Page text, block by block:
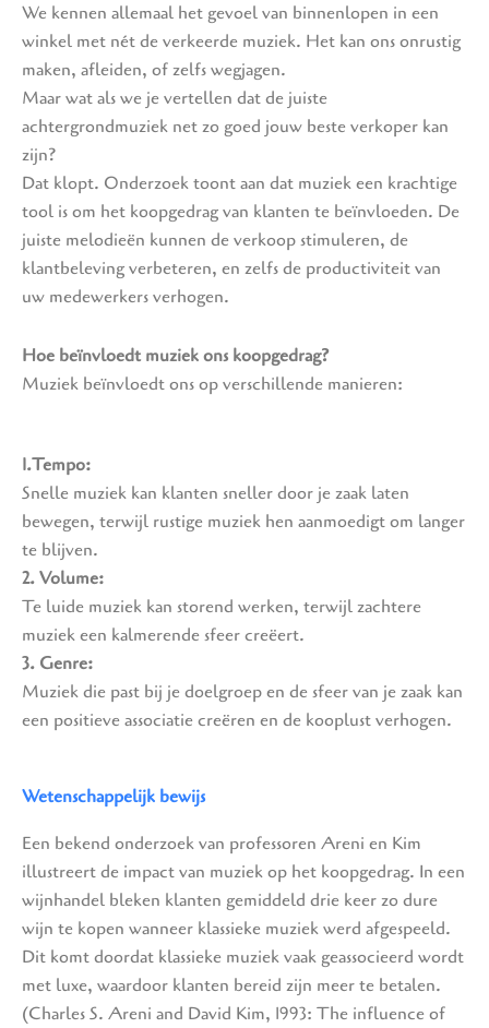
We kennen allemaal het gevoel van binnenlopen in een
winkel met nét de verkeerde muziek. Het kan ons onrustig
maken, afleiden, of zelfs wegjagen.
Maar wat als we je vertellen dat de juiste
achtergrondmuziek net zo goed jouw beste verkoper kan
zijn?
Dat klopt. Onderzoek toont aan dat muziek een krachtige
tool is om het koopgedrag van klanten te beïnvloeden. De
juiste melodieën kunnen de verkoop stimuleren, de
klantbeleving verbeteren, en zelfs de productiviteit van
uw medewerkers verhogen.
Hoe beïnvloedt muziek ons koopgedrag?
Muziek beïnvloedt ons op verschillende manieren:
1.Tempo:
Snelle muziek kan klanten sneller door je zaak laten
bewegen, terwijl rustige muziek hen aanmoedigt om langer
te blijven.
2. Volume:
Te luide muziek kan storend werken, terwijl zachtere
muziek een kalmerende sfeer creëert.
3. Genre:
Muziek die past bij je doelgroep en de sfeer van je zaak kan
een positieve associatie creëren en de kooplust verhogen.
Wetenschappelijk bewijs
Een bekend onderzoek van professoren Areni en Kim
illustreert de impact van muziek op het koopgedrag. In een
wijnhandel bleken klanten gemiddeld drie keer zo dure
wijn te kopen wanneer klassieke muziek werd afgespeeld.
Dit komt doordat klassieke muziek vaak geassocieerd wordt
met luxe, waardoor klanten bereid zijn meer te betalen.
(Charles S. Areni and David Kim, 1993: The influence of